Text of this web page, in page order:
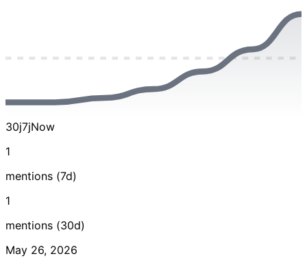
30j7jNow
1
mentions (7d)
1
mentions (30d)
May 26, 2026